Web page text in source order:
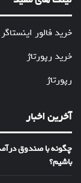
خرید فالور
خرید رپورتاژ
رپورتاژ
آخرین اخبار
چگونه با صندوق
باشیم؟